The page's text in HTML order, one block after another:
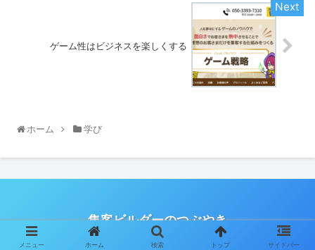
ゲーム性はビジネスを楽しくする
ホーム 学び
集客ビルダーのつぶやき
© 2020 集客ビルダーのつぶやき.
メニュー ホーム 検索 トップ サイドバー